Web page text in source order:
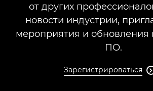
от других
новости индустрии,
мероприятия и обновления
ПО.
Зарегистрироваться 